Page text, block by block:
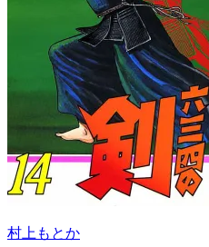
村上もとか